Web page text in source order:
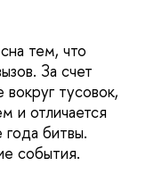
тем, что
За счет
тусовок,
и отличается
битвы.
события.